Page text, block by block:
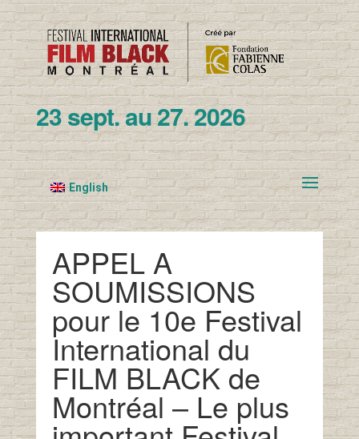
23 sept. au 27. 2026
English
APPEL A
SOUMISSIONS
pour le 10e Festival
International du
FILM BLACK de
Montréal – Le plus